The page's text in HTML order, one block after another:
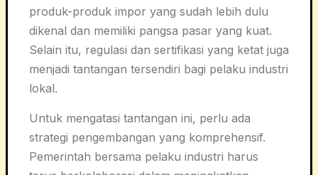
produk-produk impor yang sudah lebih dulu
dikenal dan memiliki pangsa pasar yang kuat.
Selain itu, regulasi dan sertifikasi yang ketat juga
menjadi tantangan tersendiri bagi pelaku industri
lokal.
Untuk mengatasi tantangan ini, perlu ada
strategi pengembangan yang komprehensif.
Pemerintah bersama pelaku industri harus